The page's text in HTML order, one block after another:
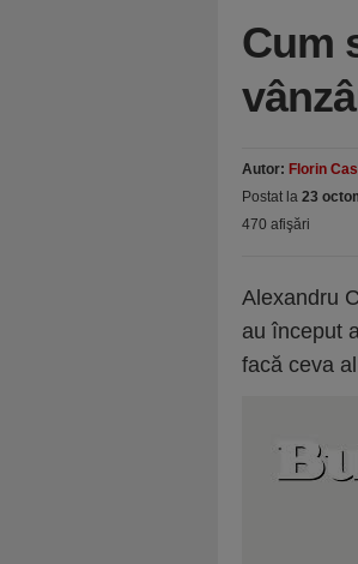
Cum
Autor: Florin
Postat la 23
470 afişări
Alexandru
au început
facă ceva